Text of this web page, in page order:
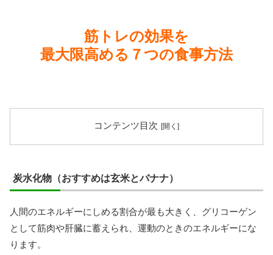
筋トレの効果を
最大限高める７つの食事方法
コンテンツ目次
炭水化物（おすすめは玄米とバナナ）
人間のエネルギーにしめる割合が最も大きく、グリコーゲン
として筋肉や肝臓に蓄えられ、運動のときのエネルギーにな
ります。